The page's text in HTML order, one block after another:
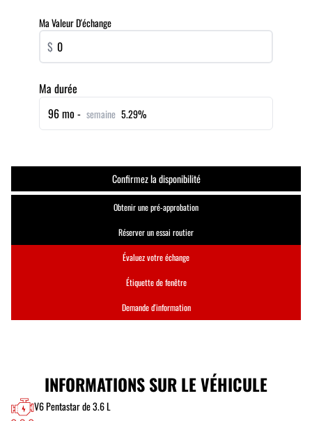
Obtenir une pré-approbation
Réserver un essai routier
Évaluez votre échange
Étiquette de fenêtre
Demande d'information
Ma Valeur D'échange
$
Ma durée
96 mo - semaine 5.29%
Confirmez la disponibilité
INFORMATIONS SUR LE VÉHICULE
V6 Pentastar de 3.6 L